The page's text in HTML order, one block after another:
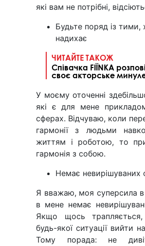
які вам не потрібні,
Будьте поряд із тими,
надихає
ЧИТАЙТЕ ТАКОЖ
Співачка FIЇNKA
своє акторське
У моєму оточенні
які є для мене
сферах. Відчуваю, коли
гармонії з людьми
життям і роботою, то
гармонія з собою.
Немає невирішуваних
Я вважаю, моя суперсила
в мене немає
Якщо щось
будь-якої ситуації вийти
Тому порада: не